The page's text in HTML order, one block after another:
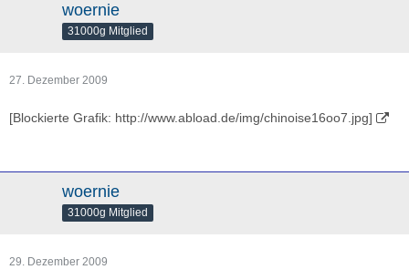
woernie
31000g Mitglied
27. Dezember 2009
[Blockierte Grafik: http://www.abload.de/img/chinoise16oo7.jpg]
woernie
31000g Mitglied
29. Dezember 2009